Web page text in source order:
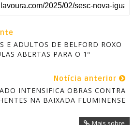
E ADULTOS DE BELFORD ROXO
ABERTAS PARA O 1º
Notícia anterior
INTENSIFICA OBRAS CONTRA
NA BAIXADA FLUMINENSE
Mais sobre